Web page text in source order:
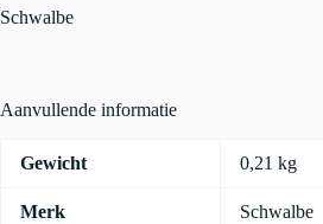
1/8
Schwalb
aantal
Schwalbe
Aanvullende informatie
Gewicht 0,21 kg
Merk Schwalbe